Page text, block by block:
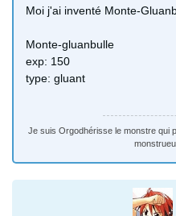
Moi j'ai inventé Monte-
Monte-gluanbulle
exp: 150
type: gluant
Je suis Orgodhérisse le monstre qui